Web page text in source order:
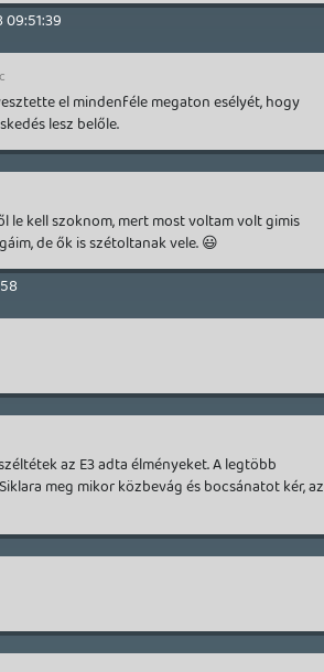
09:51:39
el mindenféle megaton esélyét, hogy
lesz belőle.
le kell szoknom, mert most voltam volt gimis
de ők is szétoltanak vele. 😃
az E3 adta élményeket. A legtöbb
meg mikor közbevág és bocsánatot kér, az